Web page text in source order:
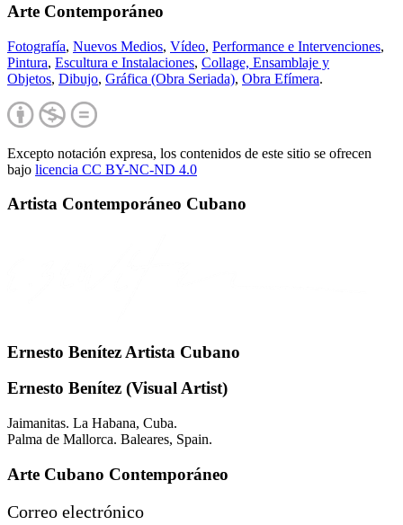
Arte Contemporáneo
Fotografía, Nuevos Medios, Vídeo, Performance e Intervenciones,
Pintura, Escultura e Instalaciones, Collage, Ensamblaje y
Objetos, Dibujo, Gráfica (Obra Seriada), Obra Efímera.
Excepto notación expresa, los contenidos de este sitio se ofrecen
bajo licencia CC BY-NC-ND 4.0
Artista Contemporáneo Cubano
Ernesto Benítez Artista Cubano
Ernesto Benítez (Visual Artist)
Jaimanitas. La Habana, Cuba.
Palma de Mallorca. Baleares, Spain.
Arte Cubano Contemporáneo
Correo electrónico